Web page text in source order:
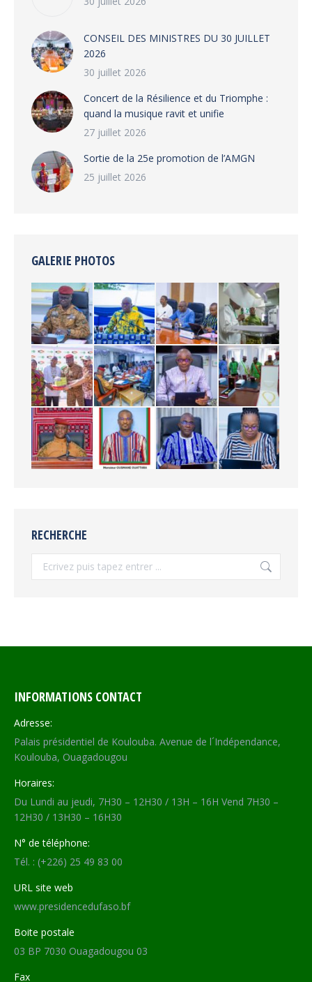
CONSEIL DES MINISTRES DU 30 JUILLET
2026
30 juillet 2026
‎​Concert de la Résilience et du Triomphe :
quand la musique ravit et unifie
27 juillet 2026
‎Sortie de la 25e promotion de l’AMGN
25 juillet 2026
GALERIE PHOTOS
RECHERCHE
INFORMATIONS CONTACT
Adresse:
Palais présidentiel de Koulouba. Avenue de l´Indépendance,
Koulouba, Ouagadougou
Horaires:
Du Lundi au jeudi, 7H30 – 12H30 / 13H – 16H Vend 7H30 –
12H30 / 13H30 – 16H30
N° de téléphone:
Tél. : (+226) 25 49 83 00
URL site web
www.presidencedufaso.bf
Boite postale
03 BP 7030 Ouagadougou 03
Fax